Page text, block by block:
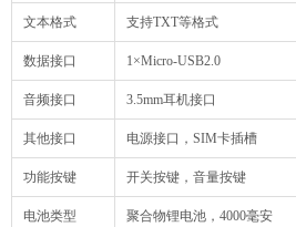
文本格式 支持TXT等格式
数据接口 1×Micro-USB2.0
音频接口 3.5mm耳机接口
其他接口 电源接口，SIM卡插槽
功能按键 开关按键，音量按键
电池类型 聚合物锂电池，4000毫安